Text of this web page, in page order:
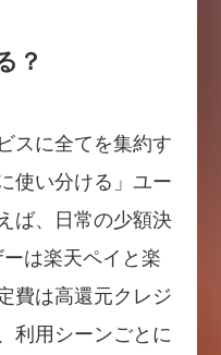
？
スに全てを集約す
使い分ける」ユー
ば、日常の少額決
は楽天ペイと楽
費は高還元クレジ
利用シーンごとに